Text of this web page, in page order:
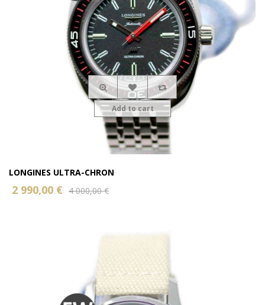
LONGINES ULTRA-CHRON
2 990,00 € 4 000,00 €
Add to cart